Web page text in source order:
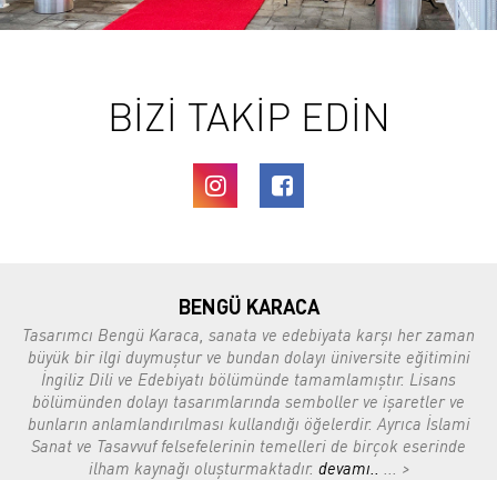
BİZİ TAKİP EDİN
BENGÜ KARACA
Tasarımcı Bengü Karaca, sanata ve edebiyata karşı her zaman
büyük bir ilgi duymuştur ve bundan dolayı üniversite eğitimini
İngiliz Dili ve Edebiyatı bölümünde tamamlamıştır. Lisans
bölümünden dolayı tasarımlarında semboller ve işaretler ve
bunların anlamlandırılması kullandığı öğelerdir. Ayrıca İslami
Sanat ve Tasavvuf felsefelerinin temelleri de birçok eserinde
ilham kaynağı oluşturmaktadır. devamı.. ... >